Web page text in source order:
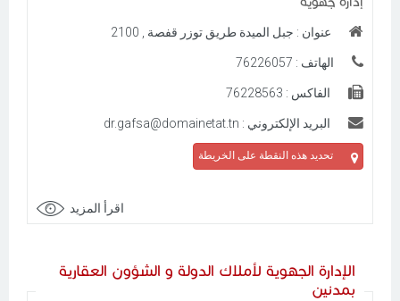
عنوان : جبل الميدة طريق توزر قفصة , 2100
الهاتف : 76226057
الفاكس : 76228563
البريد الإلكتروني : dr.gafsa@domainetat.tn
تحديد هذه النقطة على الخريطة
اقرأ المزيد
الإدارة الجهوية لأملاك الدولة و الشؤون العقارية
بمدنين